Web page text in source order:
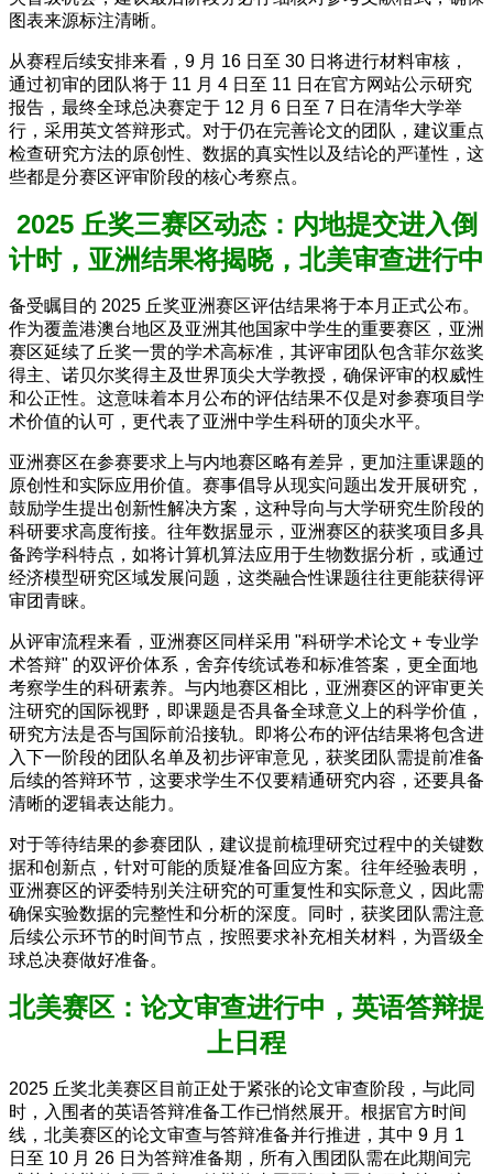
图表来源标注清晰。
从赛程后续安排来看，9 月 16 日至 30 日将进行材料审核，
通过初审的团队将于 11 月 4 日至 11 日在官方网站公示研究
报告，最终全球总决赛定于 12 月 6 日至 7 日在清华大学举
行，采用英文答辩形式。对于仍在完善论文的团队，建议重点
检查研究方法的原创性、数据的真实性以及结论的严谨性，这
些都是分赛区评审阶段的核心考察点。
2025 丘奖三赛区动态：内地提交进入倒
计时，亚洲结果将揭晓，北美审查进行中
备受瞩目的 2025 丘奖亚洲赛区评估结果将于本月正式公布。
作为覆盖港澳台地区及亚洲其他国家中学生的重要赛区，亚洲
赛区延续了丘奖一贯的学术高标准，其评审团队包含菲尔兹奖
得主、诺贝尔奖得主及世界顶尖大学教授，确保评审的权威性
和公正性。这意味着本月公布的评估结果不仅是对参赛项目学
术价值的认可，更代表了亚洲中学生科研的顶尖水平。
亚洲赛区在参赛要求上与内地赛区略有差异，更加注重课题的
原创性和实际应用价值。赛事倡导从现实问题出发开展研究，
鼓励学生提出创新性解决方案，这种导向与大学研究生阶段的
科研要求高度衔接。往年数据显示，亚洲赛区的获奖项目多具
备跨学科特点，如将计算机算法应用于生物数据分析，或通过
经济模型研究区域发展问题，这类融合性课题往往更能获得评
审团青睐。
从评审流程来看，亚洲赛区同样采用 "科研学术论文 + 专业学
术答辩" 的双评价体系，舍弃传统试卷和标准答案，更全面地
考察学生的科研素养。与内地赛区相比，亚洲赛区的评审更关
注研究的国际视野，即课题是否具备全球意义上的科学价值，
研究方法是否与国际前沿接轨。即将公布的评估结果将包含进
入下一阶段的团队名单及初步评审意见，获奖团队需提前准备
后续的答辩环节，这要求学生不仅要精通研究内容，还要具备
清晰的逻辑表达能力。
对于等待结果的参赛团队，建议提前梳理研究过程中的关键数
据和创新点，针对可能的质疑准备回应方案。往年经验表明，
亚洲赛区的评委特别关注研究的可重复性和实际意义，因此需
确保实验数据的完整性和分析的深度。同时，获奖团队需注意
后续公示环节的时间节点，按照要求补充相关材料，为晋级全
球总决赛做好准备。
北美赛区：论文审查进行中，英语答辩提
上日程
2025 丘奖北美赛区目前正处于紧张的论文审查阶段，与此同
时，入围者的英语答辩准备工作已悄然展开。根据官方时间
线，北美赛区的论文审查与答辩准备并行推进，其中 9 月 1
日至 10 月 26 日为答辩准备期，所有入围团队需在此期间完